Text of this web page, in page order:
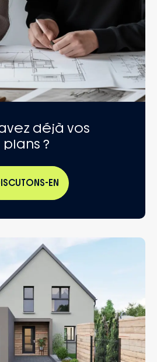
déjà vos
plans ?
EN